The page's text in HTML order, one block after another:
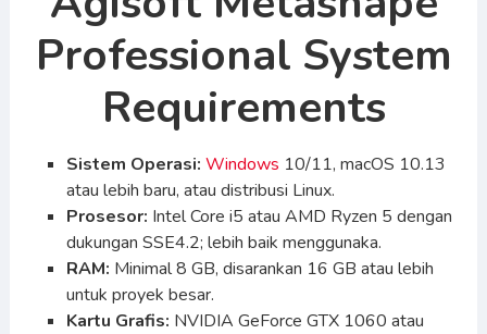
Professional System
Requirements
Sistem Operasi: Windows 10/11, macOS 10.13
atau lebih baru, atau distribusi Linux.
Prosesor: Intel Core i5 atau AMD Ryzen 5 dengan
dukungan SSE4.2; lebih baik menggunaka.
RAM: Minimal 8 GB, disarankan 16 GB atau lebih
untuk proyek besar.
Kartu Grafis: NVIDIA GeForce GTX 1060 atau